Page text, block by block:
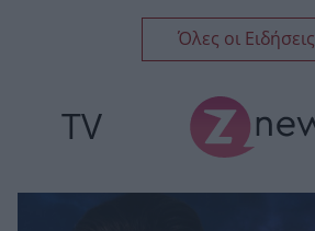
Όλες οι Ειδήσεις
TV